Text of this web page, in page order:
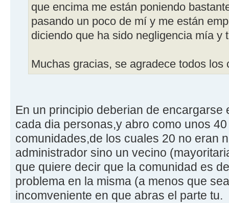
que encima me están poniendo
pasando un poco de mí y me están
diciendo que ha sido negligencia mía y
Muchas gracias, se agradece todos los
En un principio deberian de encargarse
cada dia personas,y abro como unos
comunidades,de los cuales 20 no eran
administrador sino un vecino
que quiere decir que la comunidad es
problema en la misma (a menos que
incomveniente en que abras el parte tu.